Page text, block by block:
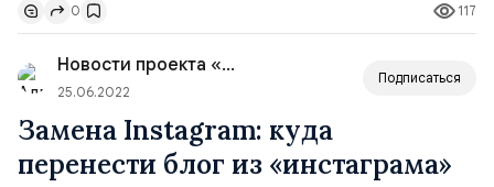
февраля 2022 года аудитория ресурса в России
составляла 9,6 миллиона пользователей. Для
сравнения, ВКонтакте в это же врем...
0 117
Новости проекта «Wsem.ru»
25.06.2022
Подписаться
Замена Instagram: куда
перенести блог из «инстаграма»